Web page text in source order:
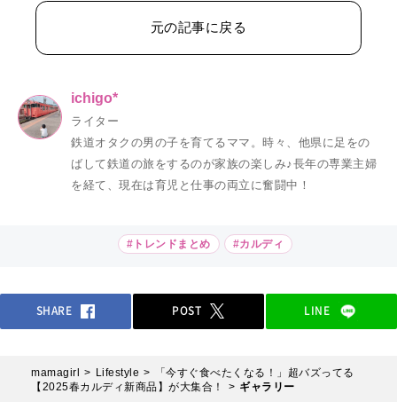
元の記事に戻る
ichigo*
ライター
鉄道オタクの男の子を育てるママ。時々、他県に足をの
ばして鉄道の旅をするのが家族の楽しみ♪長年の専業主婦
を経て、現在は育児と仕事の両立に奮闘中！
#トレンドまとめ #カルディ
SHARE POST LINE
mamagirl Lifestyle
「今すぐ食べたくなる！」超バズってる
【2025春カルディ新商品】が大集合！
ギャラリー